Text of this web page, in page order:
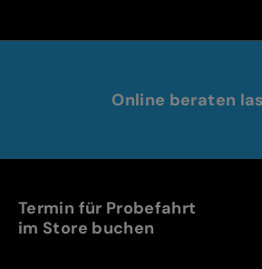
Online beraten
Termin für Probefahrt
im Store buchen